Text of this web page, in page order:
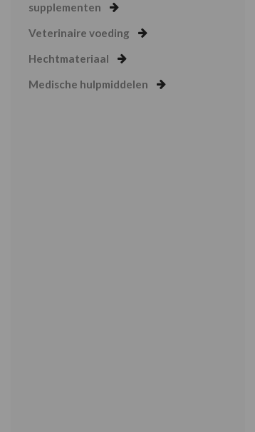
supplementen
Veterinaire voeding
Hechtmateriaal
Medische hulpmiddelen